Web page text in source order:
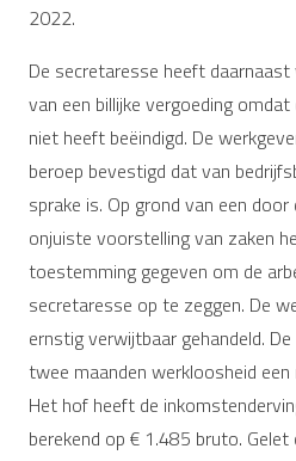
2022.
De secretaresse heeft
van een billijke vergoeding
niet heeft beëindigd. De
beroep bevestigd dat van
sprake is. Op grond van een
onjuiste voorstelling van zaken
toestemming gegeven om de
secretaresse op te zeggen. De
ernstig verwijtbaar gehandeld.
twee maanden werkloosheid een
Het hof heeft de
berekend op € 1.485 bruto. Gelet